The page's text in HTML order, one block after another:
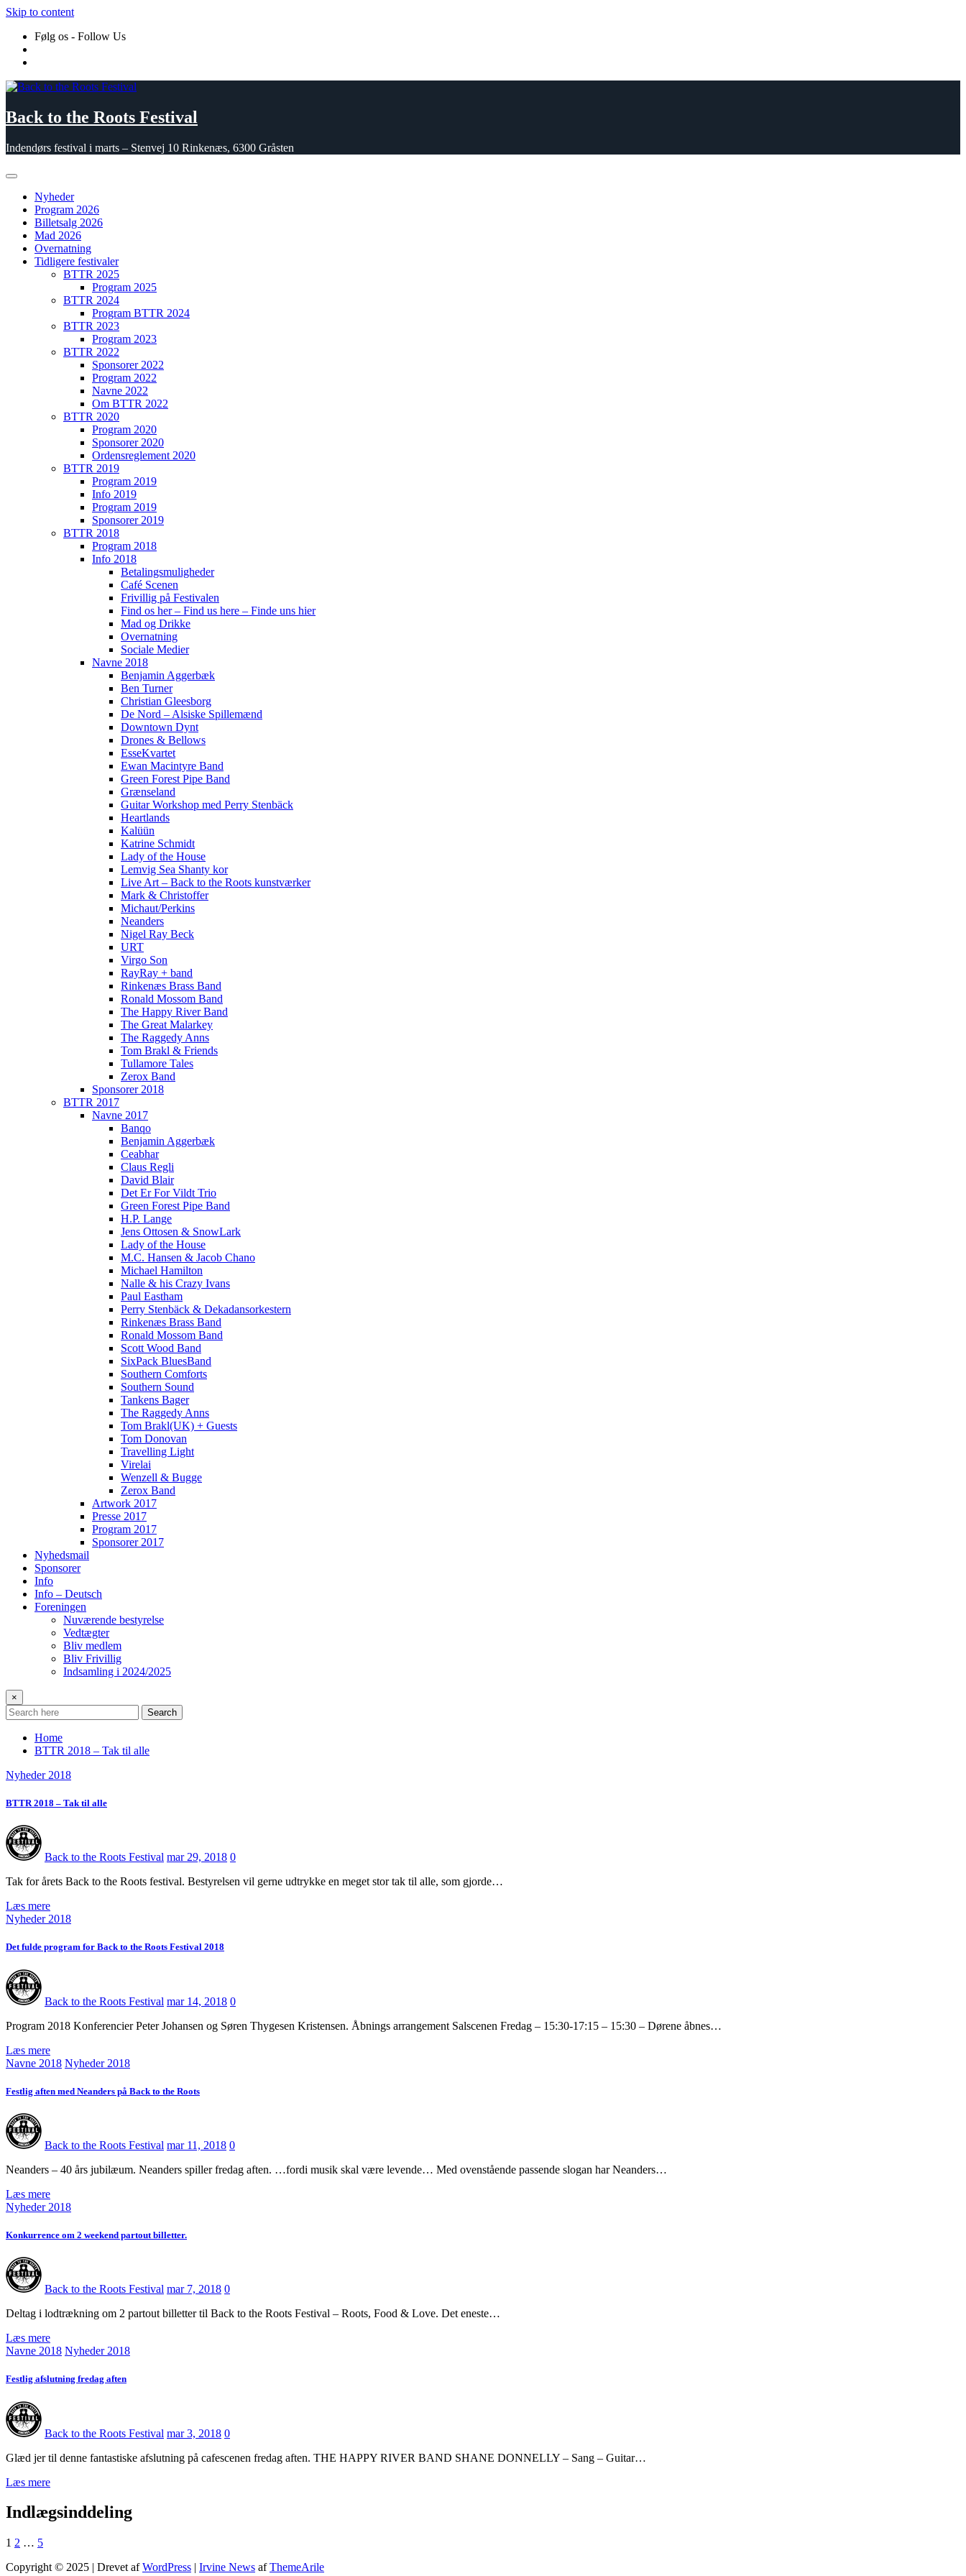
Skip to content
Følg os - Follow Us
Back to the Roots Festival
Indendørs festival i marts – Stenvej 10 Rinkenæs, 6300 Gråsten
Nyheder
Program 2026
Billetsalg 2026
Mad 2026
Overnatning
Tidligere festivaler
BTTR 2025
Program 2025
BTTR 2024
Program BTTR 2024
BTTR 2023
Program 2023
BTTR 2022
Sponsorer 2022
Program 2022
Navne 2022
Om BTTR 2022
BTTR 2020
Program 2020
Sponsorer 2020
Ordensreglement 2020
BTTR 2019
Program 2019
Info 2019
Program 2019
Sponsorer 2019
BTTR 2018
Program 2018
Info 2018
Betalingsmuligheder
Café Scenen
Frivillig på Festivalen
Find os her – Find us here – Finde uns hier
Mad og Drikke
Overnatning
Sociale Medier
Navne 2018
Benjamin Aggerbæk
Ben Turner
Christian Gleesborg
De Nord – Alsiske Spillemænd
Downtown Dynt
Drones & Bellows
EsseKvartet
Ewan Macintyre Band
Green Forest Pipe Band
Grænseland
Guitar Workshop med Perry Stenbäck
Heartlands
Kalüün
Katrine Schmidt
Lady of the House
Lemvig Sea Shanty kor
Live Art – Back to the Roots kunstværker
Mark & Christoffer
Michaut/Perkins
Neanders
Nigel Ray Beck
URT
Virgo Son
RayRay + band
Rinkenæs Brass Band
Ronald Mossom Band
The Happy River Band
The Great Malarkey
The Raggedy Anns
Tom Brakl & Friends
Tullamore Tales
Zerox Band
Sponsorer 2018
BTTR 2017
Navne 2017
Banqo
Benjamin Aggerbæk
Ceabhar
Claus Regli
David Blair
Det Er For Vildt Trio
Green Forest Pipe Band
H.P. Lange
Jens Ottosen & SnowLark
Lady of the House
M.C. Hansen & Jacob Chano
Michael Hamilton
Nalle & his Crazy Ivans
Paul Eastham
Perry Stenbäck & Dekadansorkestern
Rinkenæs Brass Band
Ronald Mossom Band
Scott Wood Band
SixPack BluesBand
Southern Comforts
Southern Sound
Tankens Bager
The Raggedy Anns
Tom Brakl(UK) + Guests
Tom Donovan
Travelling Light
Virelai
Wenzell & Bugge
Zerox Band
Artwork 2017
Presse 2017
Program 2017
Sponsorer 2017
Nyhedsmail
Sponsorer
Info
Info – Deutsch
Foreningen
Nuværende bestyrelse
Vedtægter
Bliv medlem
Bliv Frivillig
Indsamling i 2024/2025
×
Search
Home
BTTR 2018 – Tak til alle
Nyheder 2018
BTTR 2018 – Tak til alle
Back to the Roots Festival mar 29, 2018 0
Tak for årets Back to the Roots festival. Bestyrelsen vil gerne udtrykke en meget stor tak til alle, som gjorde…
Læs mere
Nyheder 2018
Det fulde program for Back to the Roots Festival 2018
Back to the Roots Festival mar 14, 2018 0
Program 2018 Konferencier Peter Johansen og Søren Thygesen Kristensen. Åbnings arrangement Salscenen Fredag – 15:30-17:15 – 15:30 – Dørene åbnes…
Læs mere
Navne 2018 Nyheder 2018
Festlig aften med Neanders på Back to the Roots
Back to the Roots Festival mar 11, 2018 0
Neanders – 40 års jubilæum. Neanders spiller fredag aften. …fordi musik skal være levende… Med ovenstående passende slogan har Neanders…
Læs mere
Nyheder 2018
Konkurrence om 2 weekend partout billetter.
Back to the Roots Festival mar 7, 2018 0
Deltag i lodtrækning om 2 partout billetter til Back to the Roots Festival – Roots, Food & Love. Det eneste…
Læs mere
Navne 2018 Nyheder 2018
Festlig afslutning fredag aften
Back to the Roots Festival mar 3, 2018 0
Glæd jer til denne fantastiske afslutning på cafescenen fredag aften. THE HAPPY RIVER BAND SHANE DONNELLY – Sang – Guitar…
Læs mere
Indlægsinddeling
1 2 … 5
Copyright © 2025 | Drevet afWordPress | Irvine News afThemeArile